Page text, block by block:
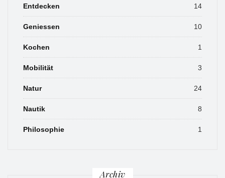
Entdecken 14
Geniessen 10
Kochen 1
Mobilität 3
Natur 24
Nautik 8
Philosophie 1
Archiv